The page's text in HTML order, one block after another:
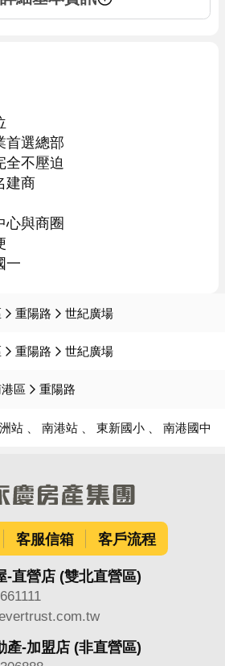
首選總部
全不壓迫
建商
心與商圈
一
重陽路 世紀廣場
重陽路 世紀廣場
區 重陽路
站 南港站 東新國小 南港國中
客服信箱 客戶流程
-直營店 (雙北直營區)
產-加盟店 (非直營區)